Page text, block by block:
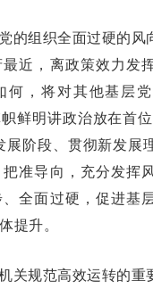
的组织全面过硬的
近，离政策效力发
何，将对其他基层
鲜明讲政治放在首
展阶段、贯彻新发展
准导向，充分发挥
全面过硬，促进基
提升。
关规范高效运转的